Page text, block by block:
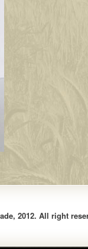
2012. All right